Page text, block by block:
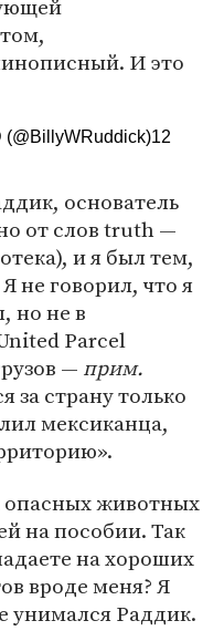
И это
12
основатель
от слов truth —
и я был тем,
не говорил, что я
но не в
Parcel
— прим.
за страну только
мексиканца,
опасных животных
на пособии. Так
на хороших
вроде меня? Я
унимался Раддик.